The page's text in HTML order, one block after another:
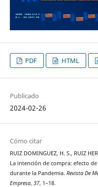
PDF HTML
Publicado
2024-02-26
Cómo citar
RUIZ DOMINGUEZ, H. S., RUIZ
La intención de compra: efecto
durante la Pandemia. Revista De
Empresa, 37, 1–18.